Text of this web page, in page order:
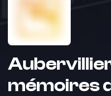
mémoires